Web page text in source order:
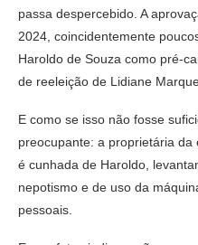
passa despercebido. A
2024, coincidentemente
Haroldo de Souza como pré-
de reeleição de Lidiane
E como se isso não fosse
preocupante: a proprietária
é cunhada de Haroldo,
nepotismo e de uso da
pessoais.